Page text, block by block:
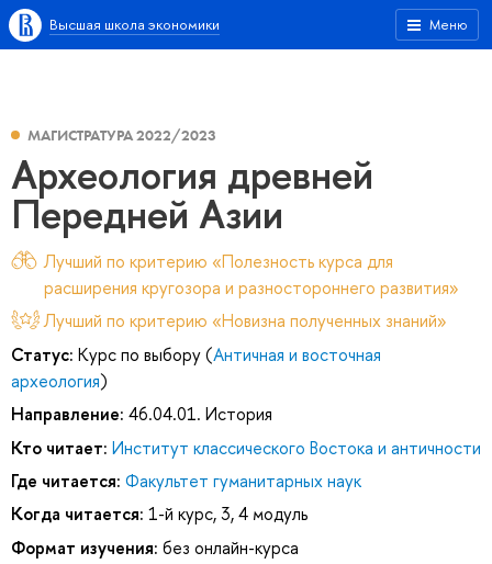
Меню
Высшая школа экономики
МАГИСТРАТУРА 2022/2023
Археология древней
Передней Азии
Лучший по критерию «Полезность курса для
расширения кругозора и разностороннего развития»
Лучший по критерию «Новизна полученных знаний»
Статус: Курс по выбору (Античная и восточная
археология)
Направление: 46.04.01. История
Кто читает: Институт классического Востока и античности
Где читается: Факультет гуманитарных наук
Когда читается: 1-й курс, 3, 4 модуль
Формат изучения: без онлайн-курса